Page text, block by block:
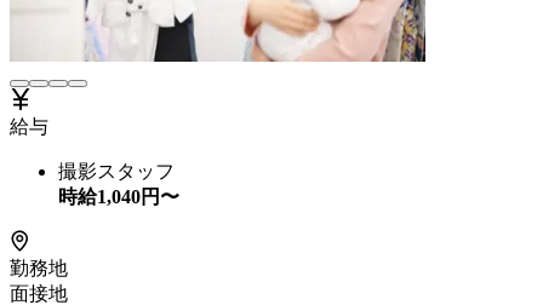
給与
撮影スタッフ
時給1,040円〜
勤務地
面接地